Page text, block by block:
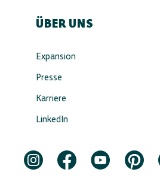
ÜBER UNS
Expansion
Presse
Karriere
LinkedIn